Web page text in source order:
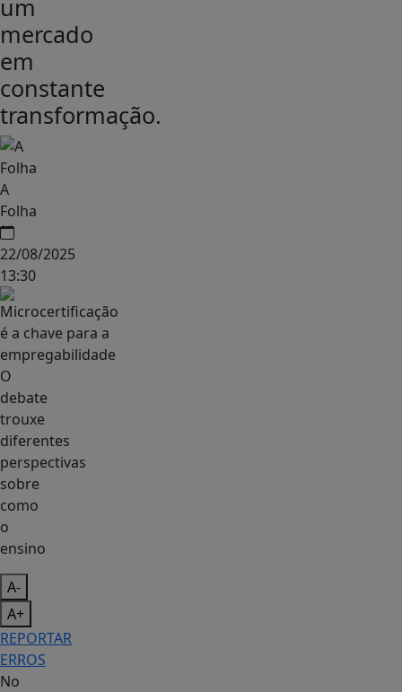
um
mercado
em
constante
transformação.
A
Folha
22/08/2025
13:30
O
debate
trouxe
diferentes
perspectivas
sobre
como
o
ensino
A-
A+
REPORTAR
ERROS
No